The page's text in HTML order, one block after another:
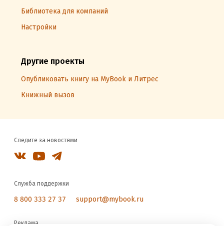
Библиотека для компаний
Настройки
Другие проекты
Опубликовать книгу на MyBook и Литрес
Книжный вызов
Следите за новостями
Служба поддержки
8 800 333 27 37 support@mybook.ru
Реклама